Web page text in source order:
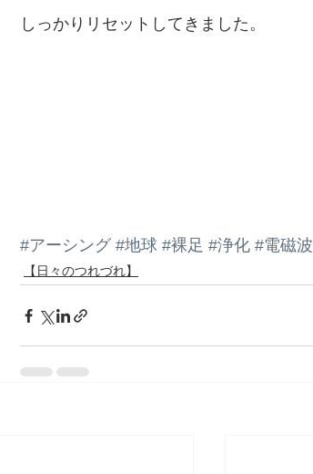
しっかりリセットしてきました。
#アーシング #地球 #裸足 #浄化 #電磁波
【日々のつれづれ】